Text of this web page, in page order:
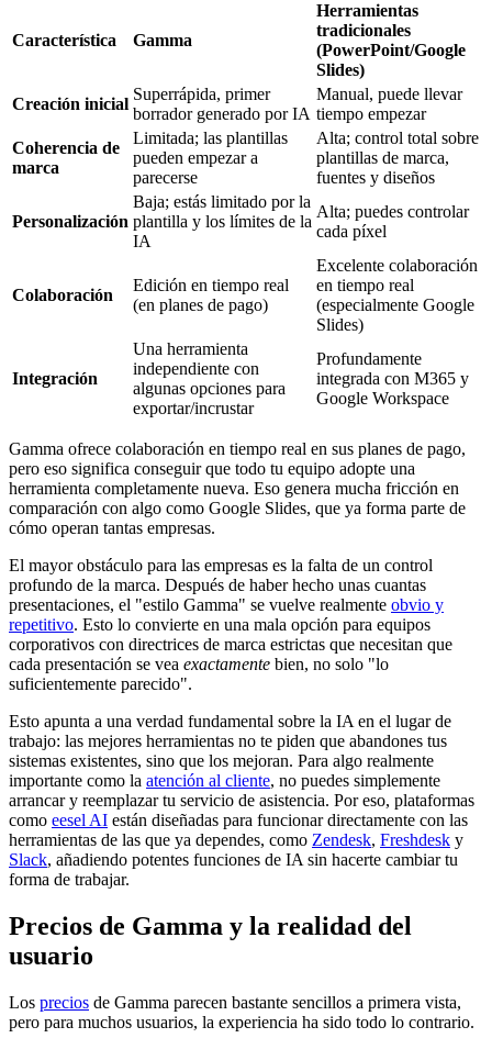
Característica Gamma
Herramientas
tradicionales
(PowerPoint/Google
Slides)
Creación inicial
Superrápida, primer
borrador generado por IA
Manual, puede llevar
tiempo empezar
Coherencia de
marca
Limitada; las plantillas
pueden empezar a
parecerse
Alta; control total sobre
plantillas de marca,
fuentes y diseños
Personalización
Baja; estás limitado por la
plantilla y los límites de la
IA
Alta; puedes controlar
cada píxel
Colaboración
Edición en tiempo real
(en planes de pago)
Excelente colaboración
en tiempo real
(especialmente Google
Slides)
Integración
Una herramienta
independiente con
algunas opciones para
exportar/incrustar
Profundamente
integrada con M365 y
Google Workspace
Gamma ofrece colaboración en tiempo real en sus planes de pago,
pero eso significa conseguir que todo tu equipo adopte una
herramienta completamente nueva. Eso genera mucha fricción en
comparación con algo como Google Slides, que ya forma parte de
cómo operan tantas empresas.
El mayor obstáculo para las empresas es la falta de un control
profundo de la marca. Después de haber hecho unas cuantas
presentaciones, el "estilo Gamma" se vuelve realmente obvio y
repetitivo. Esto lo convierte en una mala opción para equipos
corporativos con directrices de marca estrictas que necesitan que
cada presentación se vea exactamente bien, no solo "lo
suficientemente parecido".
Esto apunta a una verdad fundamental sobre la IA en el lugar de
trabajo: las mejores herramientas no te piden que abandones tus
sistemas existentes, sino que los mejoran. Para algo realmente
importante como la atención al cliente, no puedes simplemente
arrancar y reemplazar tu servicio de asistencia. Por eso, plataformas
como eesel AI están diseñadas para funcionar directamente con las
herramientas de las que ya dependes, como Zendesk, Freshdesk y
Slack, añadiendo potentes funciones de IA sin hacerte cambiar tu
forma de trabajar.
Precios de Gamma y la realidad del
usuario
Los precios de Gamma parecen bastante sencillos a primera vista,
pero para muchos usuarios, la experiencia ha sido todo lo contrario.